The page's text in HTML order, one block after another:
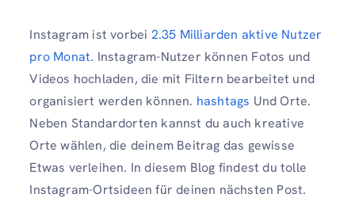
Instagram ist vorbei 2.35 Milliarden aktive Nutzer
pro Monat. Instagram-Nutzer können Fotos und
Videos hochladen, die mit Filtern bearbeitet und
organisiert werden können. hashtags Und Orte.
Neben Standardorten kannst du auch kreative
Orte wählen, die deinem Beitrag das gewisse
Etwas verleihen. In diesem Blog findest du tolle
Instagram-Ortsideen für deinen nächsten Post.